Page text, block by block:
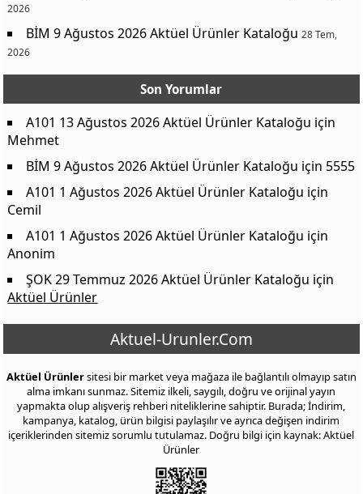
2026
BİM 9 Ağustos 2026 Aktüel Ürünler Kataloğu 28 Tem,
2026
Son Yorumlar
A101 13 Ağustos 2026 Aktüel Ürünler Kataloğu için
Mehmet
BİM 9 Ağustos 2026 Aktüel Ürünler Kataloğu için 5555
A101 1 Ağustos 2026 Aktüel Ürünler Kataloğu için
Cemil
A101 1 Ağustos 2026 Aktüel Ürünler Kataloğu için
Anonim
ŞOK 29 Temmuz 2026 Aktüel Ürünler Kataloğu için
Aktüel Ürünler
Aktuel-Urunler.Com
Aktüel Ürünlersitesi bir market veya mağaza ile bağlantılı olmayıp satın
alma imkanı sunmaz. Sitemiz ilkeli, saygılı, doğru ve orijinal yayın
yapmakta olup alışveriş rehberi niteliklerine sahiptir. Burada; İndirim,
kampanya, katalog, ürün bilgisi paylaşılır ve ayrıca değişen indirim
içeriklerinden sitemiz sorumlu tutulamaz. Doğru bilgi için kaynak: Aktüel
Ürünler